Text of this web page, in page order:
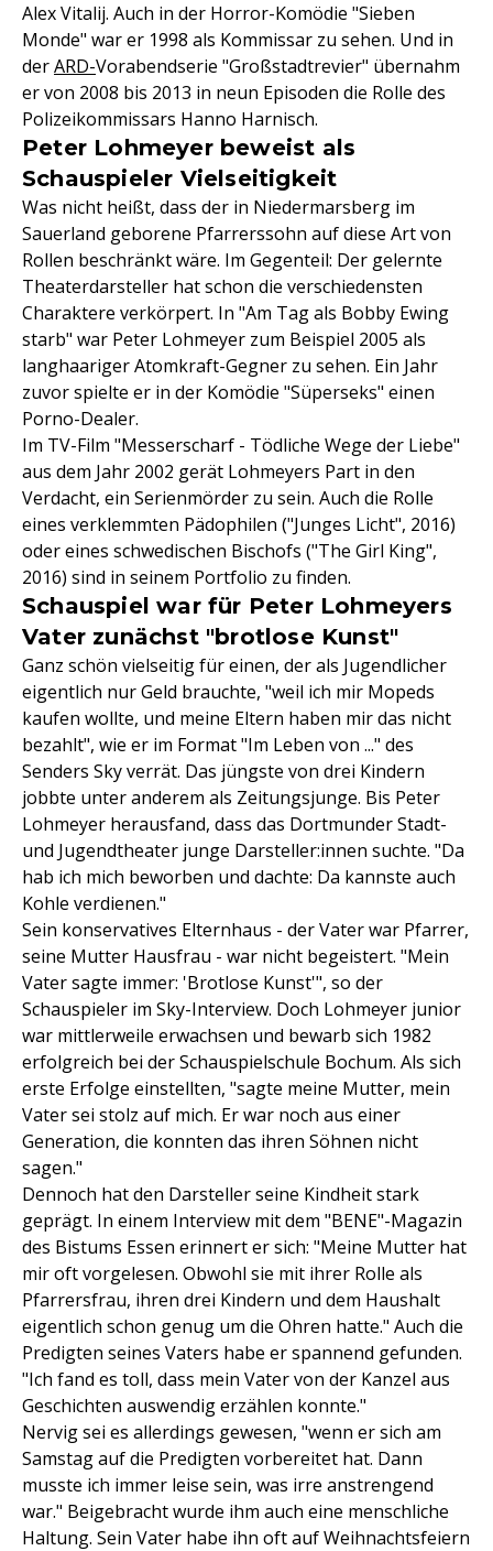
Alex Vitalij. Auch in der Horror-Komödie "Sieben
Monde" war er 1998 als Kommissar zu sehen. Und in
derARD-Vorabendserie "Großstadtrevier" übernahm
er von 2008 bis 2013 in neun Episoden die Rolle des
Polizeikommissars Hanno Harnisch.
Peter Lohmeyer beweist als
Schauspieler Vielseitigkeit
Was nicht heißt, dass der in Niedermarsberg im
Sauerland geborene Pfarrerssohn auf diese Art von
Rollen beschränkt wäre. Im Gegenteil: Der gelernte
Theaterdarsteller hat schon die verschiedensten
Charaktere verkörpert. In "Am Tag als Bobby Ewing
starb" war Peter Lohmeyer zum Beispiel 2005 als
langhaariger Atomkraft-Gegner zu sehen. Ein Jahr
zuvor spielte er in der Komödie "Süperseks" einen
Porno-Dealer.
Im TV-Film "Messerscharf - Tödliche Wege der Liebe"
aus dem Jahr 2002 gerät Lohmeyers Part in den
Verdacht, ein Serienmörder zu sein. Auch die Rolle
eines verklemmten Pädophilen ("Junges Licht", 2016)
oder eines schwedischen Bischofs ("The Girl King",
2016) sind in seinem Portfolio zu finden.
Schauspiel war für Peter Lohmeyers
Vater zunächst "brotlose Kunst"
Ganz schön vielseitig für einen, der als Jugendlicher
eigentlich nur Geld brauchte, "weil ich mir Mopeds
kaufen wollte, und meine Eltern haben mir das nicht
bezahlt", wie er im Format "Im Leben von ..." des
Senders Sky verrät. Das jüngste von drei Kindern
jobbte unter anderem als Zeitungsjunge. Bis Peter
Lohmeyer herausfand, dass das Dortmunder Stadt-
und Jugendtheater junge Darsteller:innen suchte. "Da
hab ich mich beworben und dachte: Da kannste auch
Kohle verdienen."
Sein konservatives Elternhaus - der Vater war Pfarrer,
seine Mutter Hausfrau - war nicht begeistert. "Mein
Vater sagte immer: 'Brotlose Kunst'", so der
Schauspieler im Sky-Interview. Doch Lohmeyer junior
war mittlerweile erwachsen und bewarb sich 1982
erfolgreich bei der Schauspielschule Bochum. Als sich
erste Erfolge einstellten, "sagte meine Mutter, mein
Vater sei stolz auf mich. Er war noch aus einer
Generation, die konnten das ihren Söhnen nicht
sagen."
Dennoch hat den Darsteller seine Kindheit stark
geprägt. In einem Interview mit dem "BENE"-Magazin
des Bistums Essen erinnert er sich: "Meine Mutter hat
mir oft vorgelesen. Obwohl sie mit ihrer Rolle als
Pfarrersfrau, ihren drei Kindern und dem Haushalt
eigentlich schon genug um die Ohren hatte." Auch die
Predigten seines Vaters habe er spannend gefunden.
"Ich fand es toll, dass mein Vater von der Kanzel aus
Geschichten auswendig erzählen konnte."
Nervig sei es allerdings gewesen, "wenn er sich am
Samstag auf die Predigten vorbereitet hat. Dann
musste ich immer leise sein, was irre anstrengend
war." Beigebracht wurde ihm auch eine menschliche
Haltung. Sein Vater habe ihn oft auf Weihnachtsfeiern